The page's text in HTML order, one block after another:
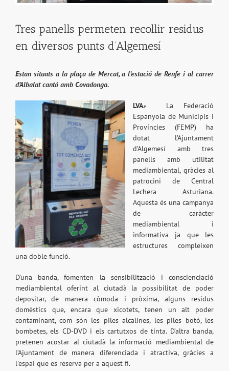
Tres panells permeten recollir residus
en diversos punts d’Algemesí
Estan situats a la plaça de Mercat, a l’estació de Renfe i al carrer
d’Albalat cantó amb Covadonga.
LVA.- La Federació
Espanyola de Municipis i
Províncies (FEMP) ha
dotat l’Ajuntament
d’Algemesí amb tres
panells amb utilitat
mediambiental, gràcies al
patrocini de Central
Lechera Asturiana.
Aquesta és una campanya
de caràcter
mediambiental i
informativa ja que les
estructures compleixen
una doble funció.
D’una banda, fomenten la sensibilització i conscienciació
mediambiental oferint al ciutadà la possibilitat de poder
depositar, de manera còmoda i pròxima, alguns residus
domèstics que, encara que xicotets, tenen un alt poder
contaminant, com són les piles alcalines, les piles botó, les
bombetes, els CD-DVD i els cartutxos de tinta. D’altra banda,
pretenen acostar al ciutadà la informació mediambiental de
l’Ajuntament de manera diferenciada i atractiva, gràcies a
l’espai que es reserva per a aquest fi.